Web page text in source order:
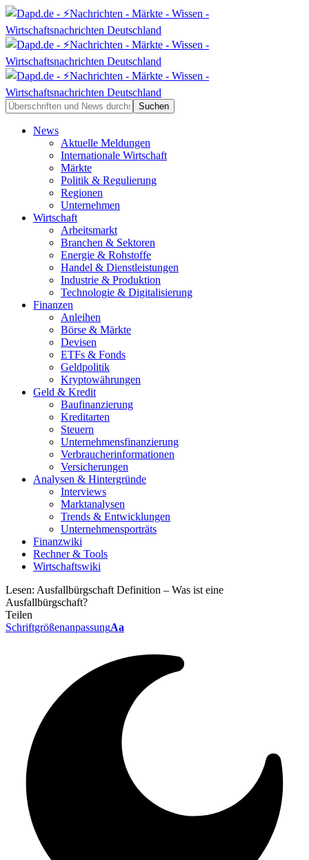
News
Aktuelle Meldungen
Internationale Wirtschaft
Märkte
Politik & Regulierung
Regionen
Unternehmen
Wirtschaft
Arbeitsmarkt
Branchen & Sektoren
Energie & Rohstoffe
Handel & Dienstleistungen
Industrie & Produktion
Technologie & Digitalisierung
Finanzen
Anleihen
Börse & Märkte
Devisen
ETFs & Fonds
Geldpolitik
Kryptowährungen
Geld & Kredit
Baufinanzierung
Kreditarten
Steuern
Unternehmensfinanzierung
Verbraucherinformationen
Versicherungen
Analysen & Hintergründe
Interviews
Marktanalysen
Trends & Entwicklungen
Unternehmensporträts
Finanzwiki
Rechner & Tools
Wirtschaftswiki
Lesen: Ausfallbürgschaft Definition – Was ist eine
Ausfallbürgschaft?
Teilen
SchriftgrößenanpassungAa